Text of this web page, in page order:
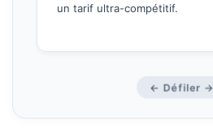
un tarif ultra-compétitif.
← Défiler →